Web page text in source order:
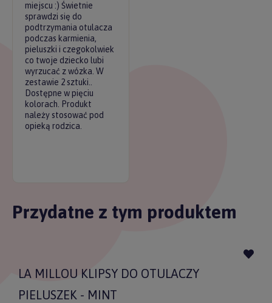
miejscu :) Świetnie
sprawdzi się do
podtrzymania otulacza
podczas karmienia,
pieluszki i czegokolwiek
co twoje dziecko lubi
wyrzucać z wózka. W
zestawie 2 sztuki..
Dostępne w pięciu
kolorach. Produkt
należy stosować pod
opieką rodzica.
Przydatne z tym produktem
LA MILLOU KLIPSY DO OTULACZY
PIELUSZEK - MINT